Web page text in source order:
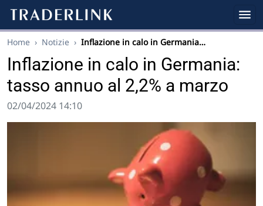
Home › Notizie › Inflazione in calo in Germania…
Inflazione in calo in Germania:
tasso annuo al 2,2% a marzo
02/04/2024 14:10